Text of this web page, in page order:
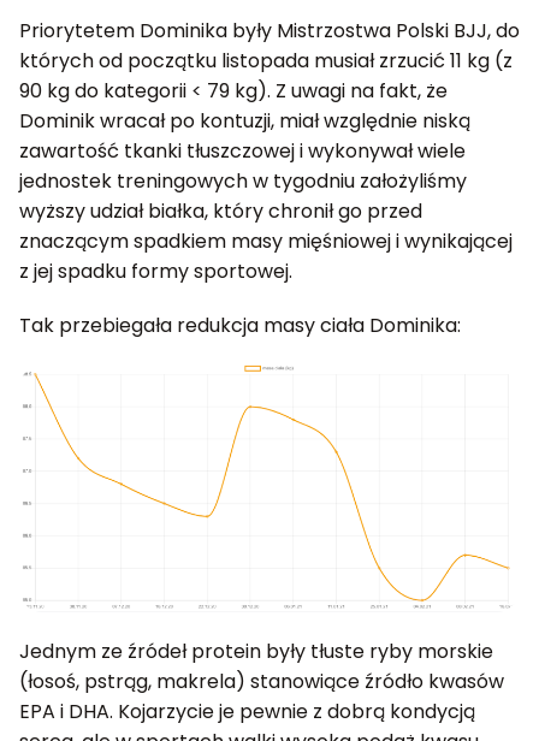
Priorytetem Dominika były Mistrzostwa Polski BJJ, do
których od początku listopada musiał zrzucić 11 kg (z
90 kg do kategorii < 79 kg). Z uwagi na fakt, że
Dominik wracał po kontuzji, miał względnie niską
zawartość tkanki tłuszczowej i wykonywał wiele
jednostek treningowych w tygodniu założyliśmy
wyższy udział białka, który chronił go przed
znaczącym spadkiem masy mięśniowej i wynikającej
z jej spadku formy sportowej.
Tak przebiegała redukcja masy ciała Dominika:
Jednym ze źródeł protein były tłuste ryby morskie
(łosoś, pstrąg, makrela) stanowiące źródło kwasów
EPA i DHA. Kojarzycie je pewnie z dobrą kondycją